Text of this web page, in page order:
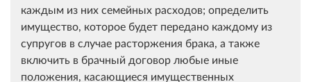
каждым из них семейных расходов; определить
имущество, которое будет передано каждому из
супругов в случае расторжения брака, а также
включить в брачный договор любые иные
положения, касающиеся имущественных